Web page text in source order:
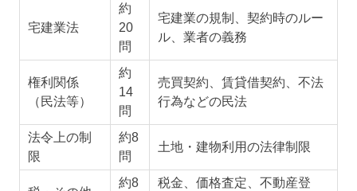
宅建業法
約
20
問
宅建業の規制、契約時のルー
ル、業者の義務
権利関係
（民法等）
約
14
問
売買契約、賃貸借契約、不法
行為などの民法
法令上の制
限
約8
問
土地・建物利用の法律制限
約8
税金、価格査定、不動産登